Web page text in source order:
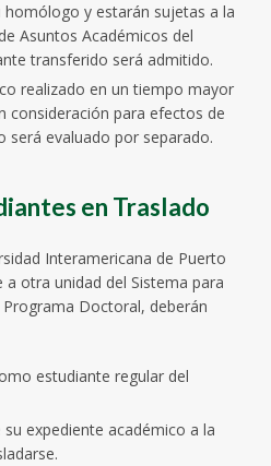
y estarán sujetas a la
Asuntos Académicos del
transferido será admitido.
realizado en un tiempo mayor
consideración para efectos de
será evaluado por separado.
en Traslado
Interamericana de Puerto
a otra unidad del Sistema para
Doctoral, deberán
estudiante regular del
expediente académico a la